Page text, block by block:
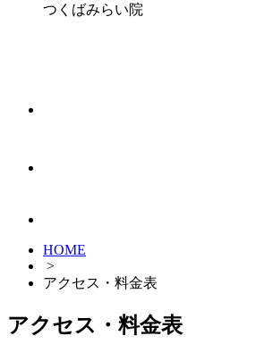
つくばみらい院
HOME
>
アクセス・料金表
アクセス・料金表